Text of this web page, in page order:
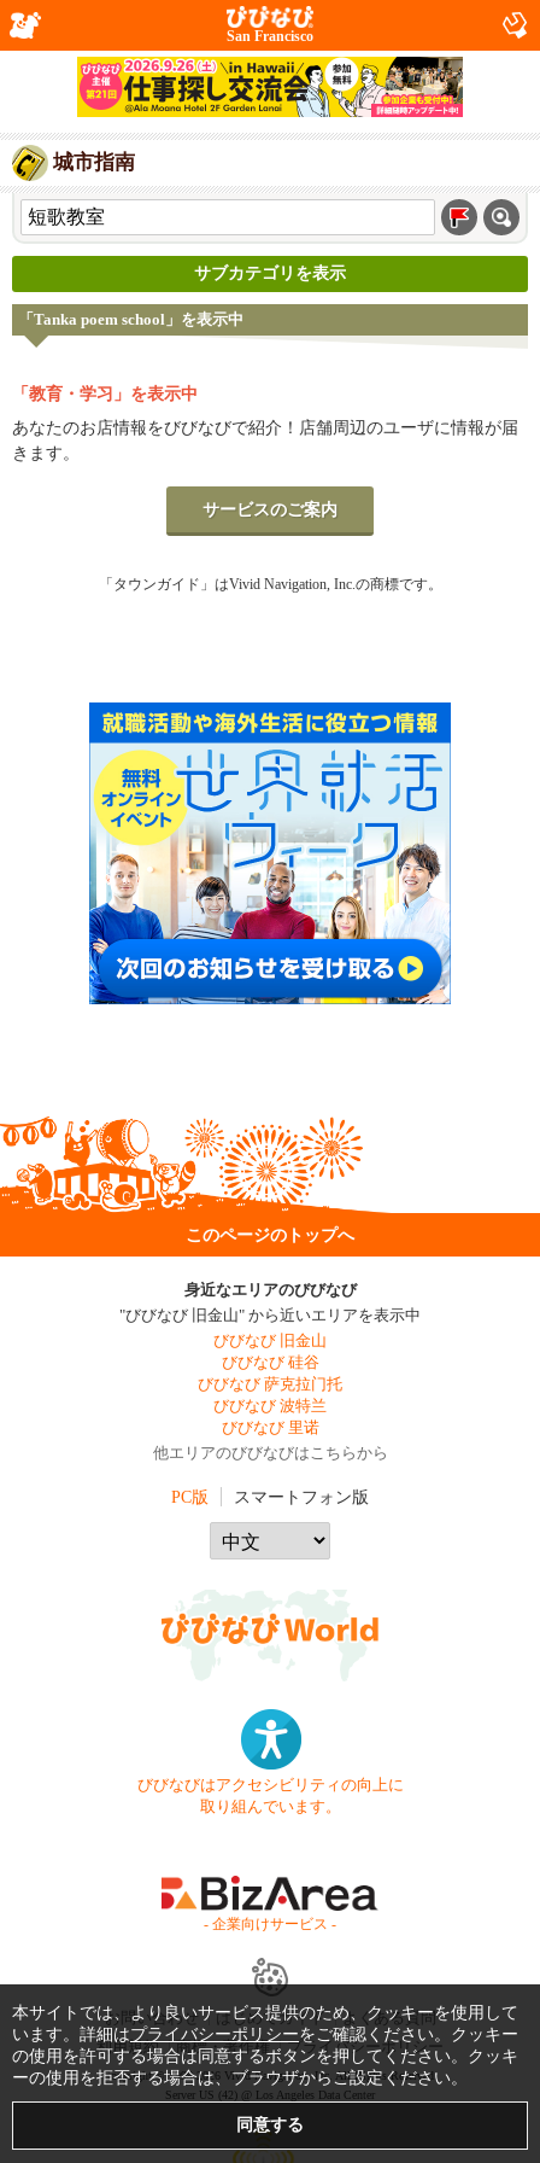
San Francisco
城市指南
サブカテゴリを表示
「Tanka poem school」を表示中
「教育・学习」を表示中
あなたのお店情報をびびなびで紹介！店舗周辺のユーザに情報が届
きます。
サービスのご案内
「タウンガイド」はVivid Navigation, Inc.の商標です。
このページのトップへ
身近なエリアのびびなび
"びびなび 旧金山" から近いエリアを表示中
びびなび 旧金山
びびなび 硅谷
びびなび 萨克拉门托
びびなび 波特兰
びびなび 里诺
他エリアのびびなびはこちらから
PC版 スマートフォン版
びびなびはアクセシビリティの向上に
取り組んでいます。
- 企業向けサービス -
お問い合わせ はじめてガイド
よくある質問
利用規約
商標・著作権 プライバシーポリシー
Copyright © 1999-2026 Vivid Navigation, Inc. All Rights Reserved.
Server US (42) @ Los Angeles Data Center
本サイトでは、より良いサービス提供のため、クッキーを使用して
います。詳細はプライバシーポリシーをご確認ください。クッキー
の使用を許可する場合は同意するボタンを押してください。クッキ
ーの使用を拒否する場合は、ブラウザからご設定ください。